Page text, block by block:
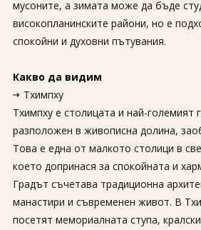
мусоните, а зимата може да бъде
високопланинските райони, но е
спокойни и духовни пътувания.
Какво да видим
Тхимпху
Тхимпху е столицата и най-големият
разположен в живописна долина,
Това е една от малкото столици в
което допринася за спокойната и
Градът съчетава традиционна
манастири и съвременен живот. В
посетят мемориалната ступа,